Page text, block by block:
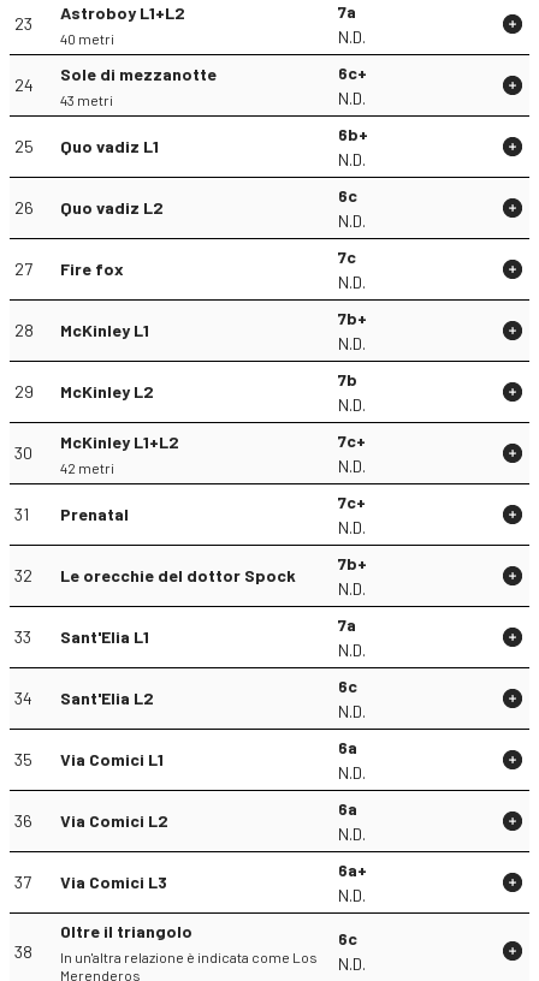
23
Astroboy L1+L2
40 metri
7a
N.D.
24
Sole di mezzanotte
43 metri
6c+
N.D.
25 Quo vadiz L1
6b+
N.D.
26 Quo vadiz L2
6c
N.D.
27 Fire fox
7c
N.D.
28 McKinley L1
7b+
N.D.
29 McKinley L2
7b
N.D.
30
McKinley L1+L2
42 metri
7c+
N.D.
31 Prenatal
7c+
N.D.
32 Le orecchie del dottor Spock
7b+
N.D.
33 Sant'Elia L1
7a
N.D.
34 Sant'Elia L2
6c
N.D.
35 Via Comici L1
6a
N.D.
36 Via Comici L2
6a
N.D.
37 Via Comici L3
6a+
N.D.
38
Oltre il triangolo
In un'altra relazione è indicata come Los
Merenderos
6c
N.D.